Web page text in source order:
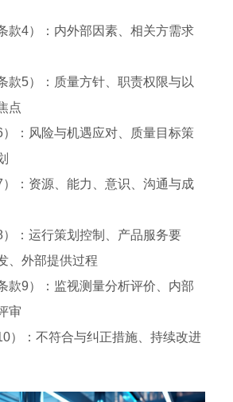
款4）：内外部因素、相关方需求
款5）：质量方针、职责权限与以
点
：风险与机遇应对、质量目标策
：资源、能力、意识、沟通与成
：运行策划控制、产品服务要
、外部提供过程
款9）：监视测量分析评价、内部
审
）：不符合与纠正措施、持续改进